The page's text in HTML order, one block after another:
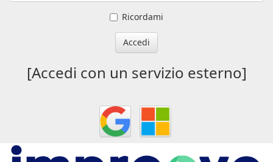
Ricordami
Accedi
[Accedi con un servizio esterno]